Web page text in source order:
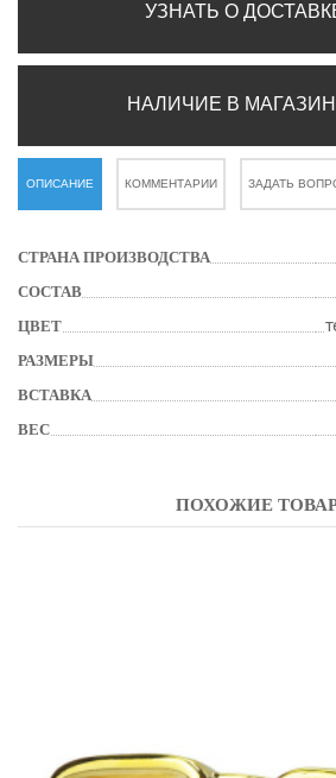
УЗНАТЬ О
НАЛИЧИЕ В
ОПИСАНИЕ КОММЕНТАРИИ ЗАДАТЬ
СТРАНА ПРОИЗВОДСТВА
СОСТАВ
ЦВЕТ
РАЗМЕРЫ
ВСТАВКА
ВЕС
ПОХОЖИЕ